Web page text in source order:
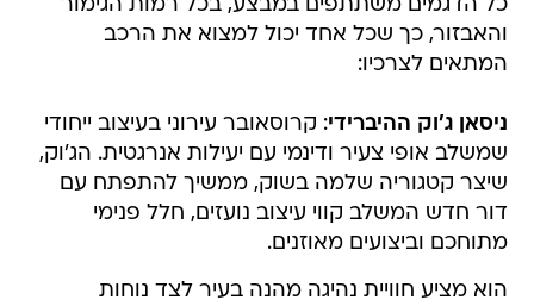
כל הדגמים משתתפים במבצע, בכל רמות הגימור
והאבזור, כך שכל אחד יכול למצוא את הרכב
המתאים לצרכיו:
ניסאן ג'וק ההיברידי: קרוסאובר עירוני בעיצוב ייחודי
שמשלב אופי צעיר ודינמי עם יעילות אנרגטית. הג'וק,
שיצר קטגוריה שלמה בשוק, ממשיך להתפתח עם
דור חדש המשלב קווי עיצוב נועזים, חלל פנימי
מתוחכם וביצועים מאוזנים.
הוא מציע חוויית נהיגה מהנה בעיר לצד נוחות